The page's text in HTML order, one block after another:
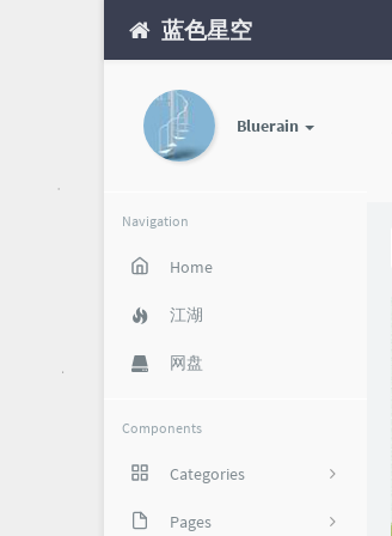
蓝色星空
Bluerain
Navigation
Home
江湖
网盘
Components
Categories
85
攻略福利
Pages